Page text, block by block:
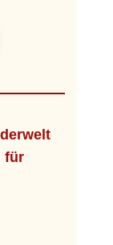
für